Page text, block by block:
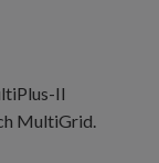
II
MultiGrid.